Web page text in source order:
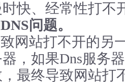
快、经常性打不
问题。
网站打不开的另
，如果Dns服务
最终导致网站打